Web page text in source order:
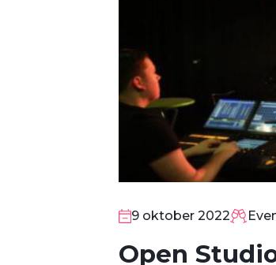
9 oktober 2022
Open